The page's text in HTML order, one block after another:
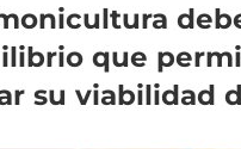
que
su viabilidad